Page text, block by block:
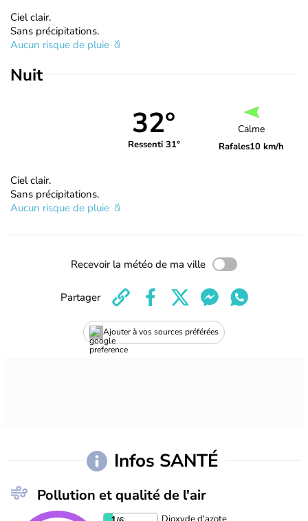
Ciel clair.
Sans précipitations.
Aucun risque de pluie
Nuit
32°
Ressenti 31°
Calme
Rafales10 km/h
Ciel clair.
Sans précipitations.
Aucun risque de pluie
Recevoir la météo de ma ville
Ajouter à vos sources préférées
Partager
Infos SANTÉ
Pollution et qualité de l'air